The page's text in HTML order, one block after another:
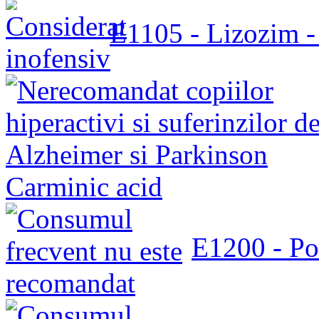
E1105 - Lizozim
Carminic acid
E1200 -